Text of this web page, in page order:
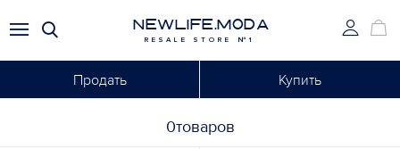
NEWLIFE.MODA
RESALE STORE №1
Продать Купить
0товаров